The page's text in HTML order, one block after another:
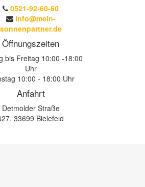
0521-92-60-60
info@mein-
sonnenpartner.de
Öffnungszeiten
bis Freitag 10:00 -18:00
Uhr
10:00 - 18:00 Uhr
Anfahrt
Detmolder Straße
33699 Bielefeld